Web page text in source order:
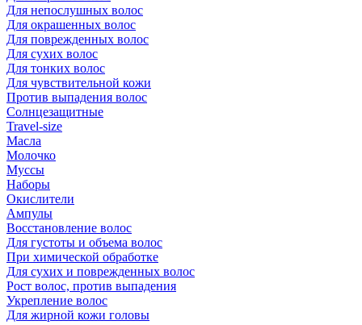
Для непослушных волос
Для окрашенных волос
Для поврежденных волос
Для сухих волос
Для тонких волос
Для чувствительной кожи
Против выпадения волос
Солнцезащитные
Travel-size
Масла
Молочко
Муссы
Наборы
Окислители
Ампулы
Восстановление волос
Для густоты и объема волос
При химической обработке
Для сухих и поврежденных волос
Рост волос, против выпадения
Укрепление волос
Для жирной кожи головы